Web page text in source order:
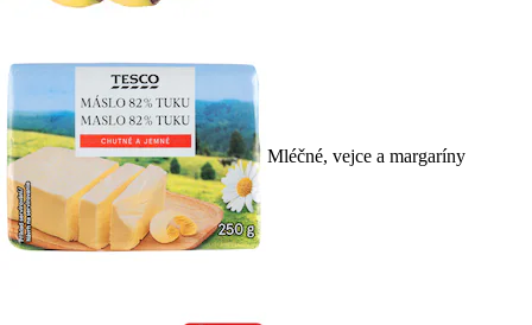
Mléčné, vejce a margaríny